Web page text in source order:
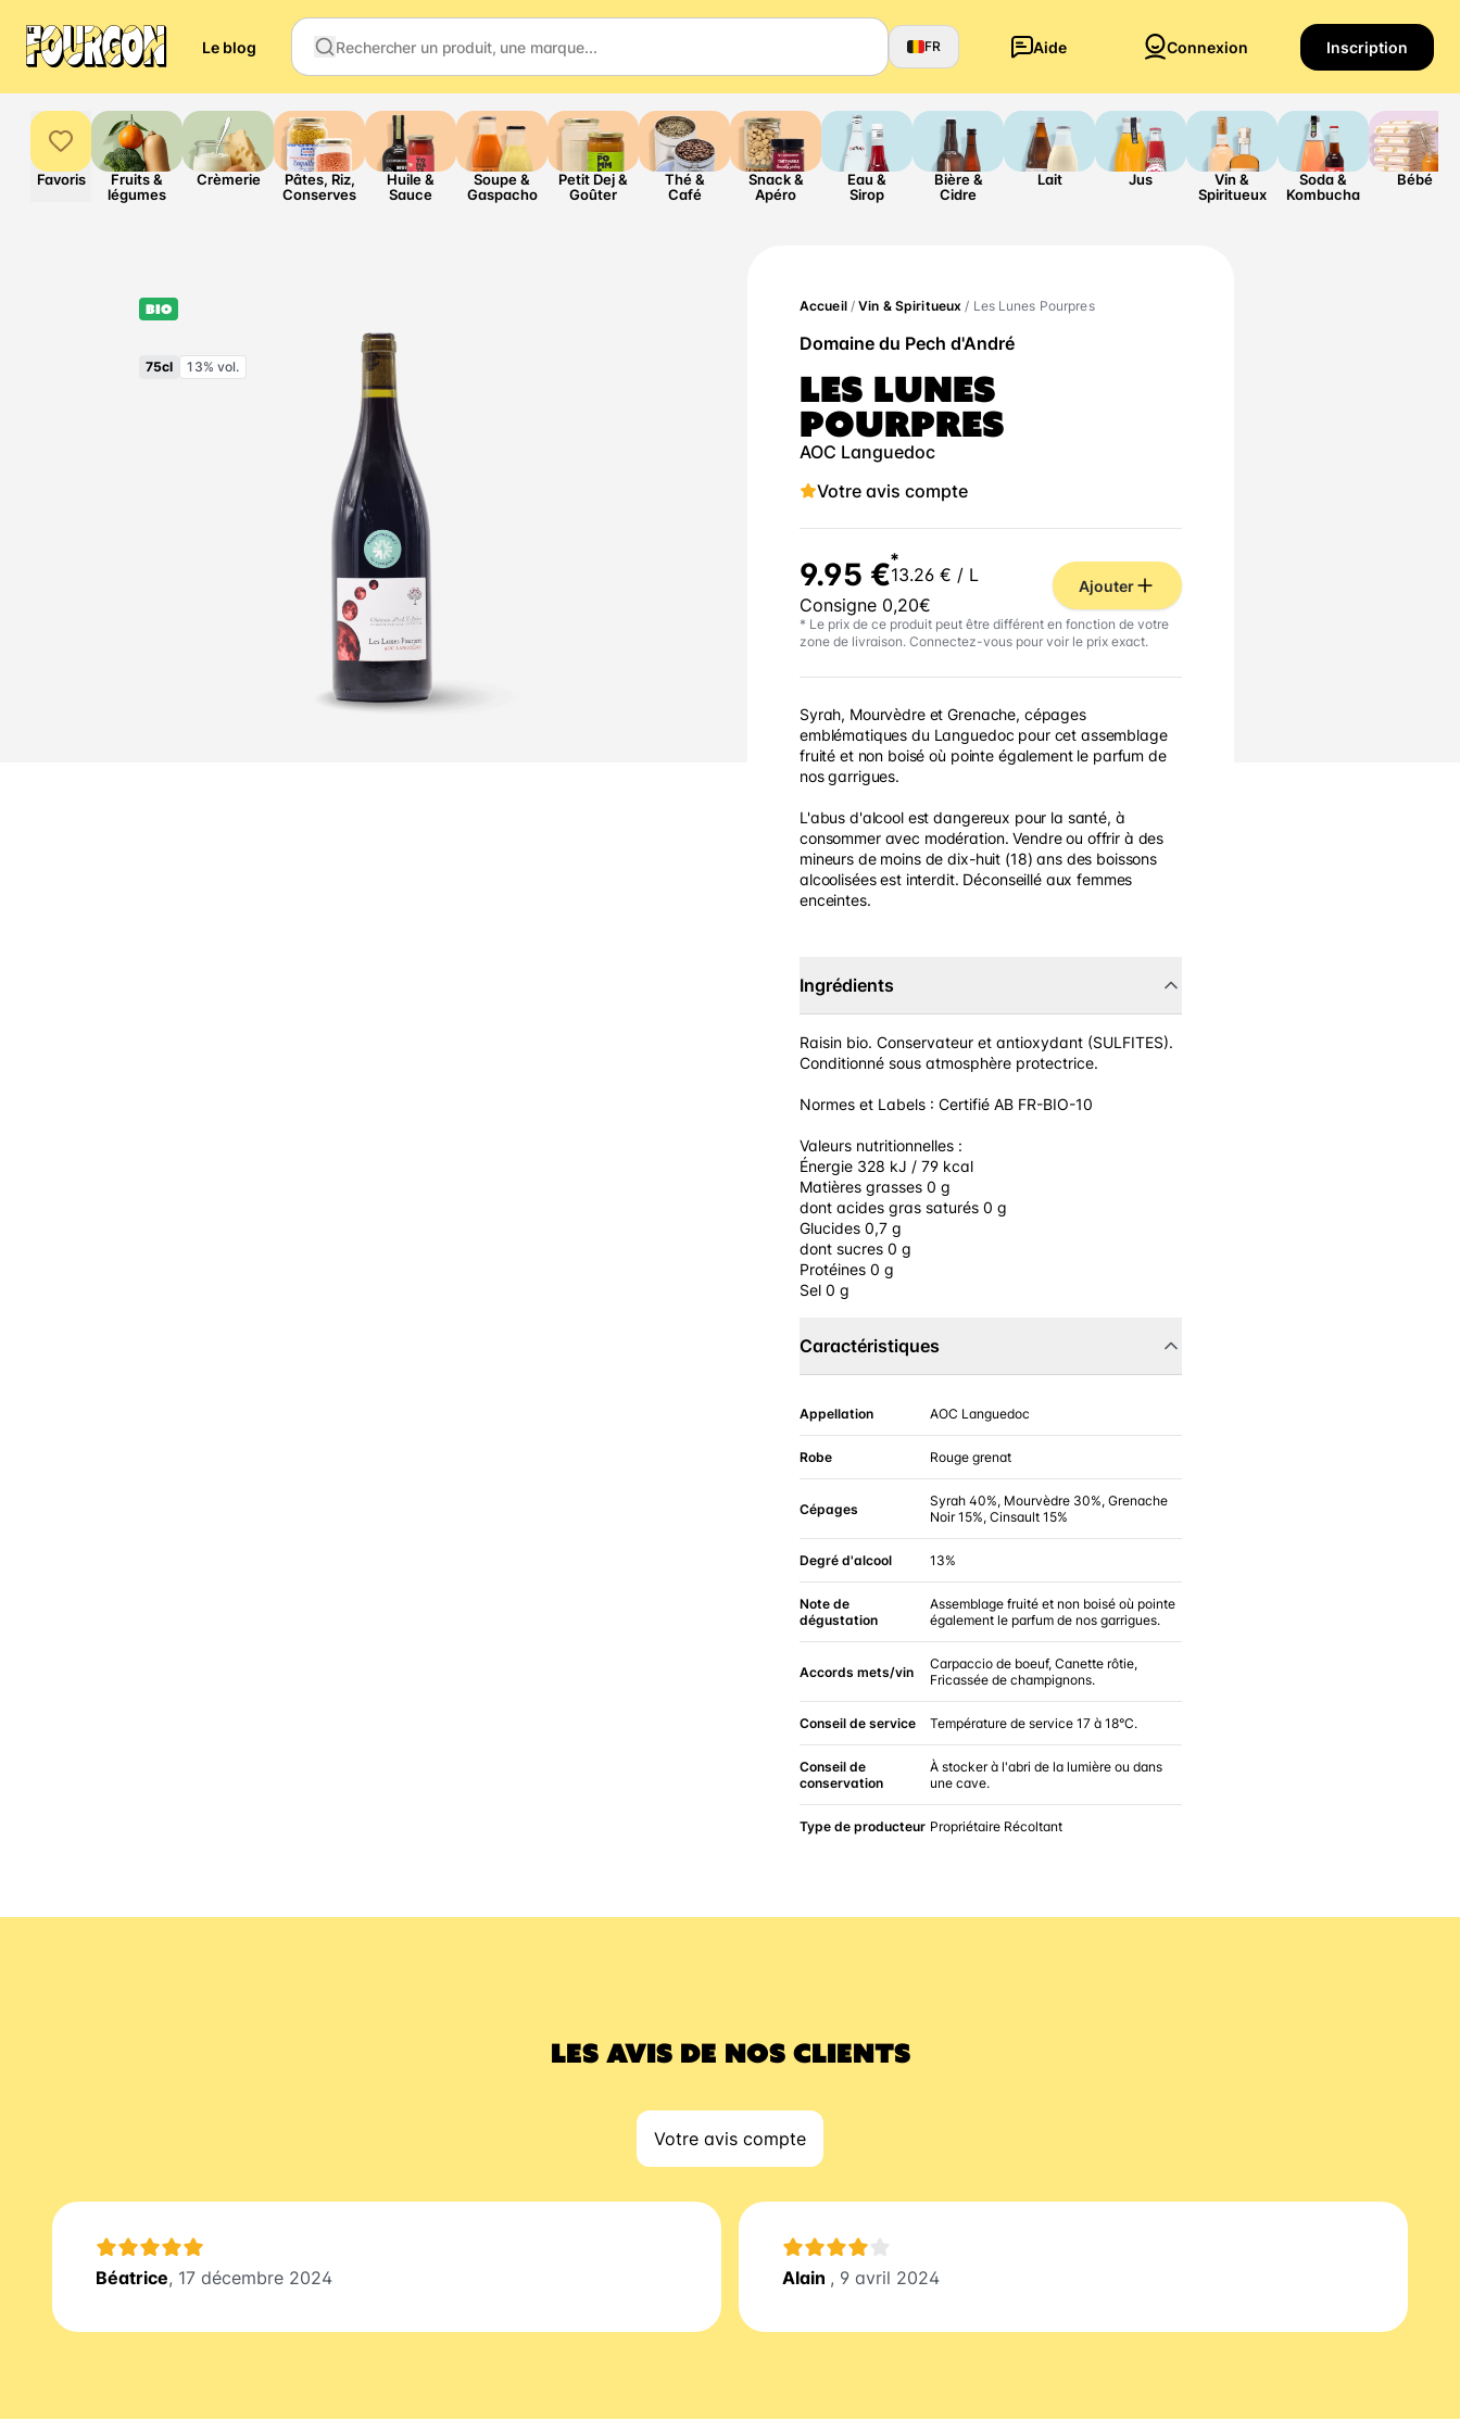
Le blog FR Aide Connexion Inscription
Favoris
Fruits &
légumes
Crèmerie
Pâtes, Riz,
Conserves
Huile &
Sauce
Soupe &
Gaspacho
Petit Dej &
Goûter
Thé &
Café
Snack &
Apéro
Eau &
Sirop
Bière &
Cidre
Lait Jus
Vin &
Spiritueux
Soda &
Kombucha
Bébé
BIO
75cl 13% vol.
Accueil/Vin & Spiritueux / Les Lunes Pourpres
Domaine du Pech d'André
LES LUNES
POURPRES
AOC Languedoc
Votre avis compte
9.95 €*
13.26 € / L
Consigne 0,20€
Ajouter
* Le prix de ce produit peut être différent en fonction de votre
zone de livraison. Connectez-vous pour voir le prix exact.
Syrah, Mourvèdre et Grenache, cépages
emblématiques du Languedoc pour cet assemblage
fruité et non boisé où pointe également le parfum de
nos garrigues.
L'abus d'alcool est dangereux pour la santé, à
consommer avec modération. Vendre ou offrir à des
mineurs de moins de dix-huit (18) ans des boissons
alcoolisées est interdit. Déconseillé aux femmes
enceintes.
Ingrédients
Raisin bio. Conservateur et antioxydant (SULFITES).
Conditionné sous atmosphère protectrice.
Normes et Labels : Certifié AB FR-BIO-10
Valeurs nutritionnelles :
Énergie 328 kJ / 79 kcal
Matières grasses 0 g
dont acides gras saturés 0 g
Glucides 0,7 g
dont sucres 0 g
Protéines 0 g
Sel 0 g
Caractéristiques
Appellation AOC Languedoc
Robe Rouge grenat
Cépages
Syrah 40%, Mourvèdre 30%, Grenache
Noir 15%, Cinsault 15%
Degré d'alcool 13%
Note de
dégustation
Assemblage fruité et non boisé où pointe
également le parfum de nos garrigues.
Accords mets/vin
Carpaccio de boeuf, Canette rôtie,
Fricassée de champignons.
Conseil de service Température de service 17 à 18°C.
Conseil de
conservation
À stocker à l'abri de la lumière ou dans
une cave.
Type de producteur Propriétaire Récoltant
LES AVIS DE NOS CLIENTS
Votre avis compte
Béatrice, 17 décembre 2024 Alain , 9 avril 2024